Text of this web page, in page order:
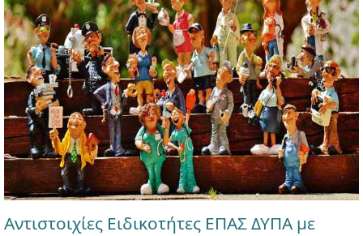
Αντιστοιχίες Ειδικοτήτες ΕΠΑΣ ΔΥΠΑ με